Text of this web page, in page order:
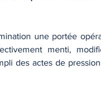
une portée
menti,
des actes de